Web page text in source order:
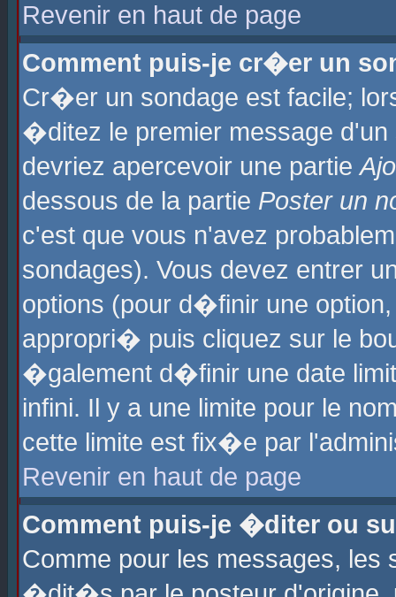
Revenir en haut de page
Comment puis-je cr�er un
Cr�er un sondage est facile;
�ditez le premier message
devriez apercevoir une partie
dessous de la partie Poster un
c'est que vous n'avez
sondages). Vous devez entrer
options (pour d�finir une
appropri� puis cliquez sur le
�galement d�finir une date
infini. Il y a une limite pour le
cette limite est fix�e par
Revenir en haut de page
Comment puis-je �diter ou
Comme pour les messages,